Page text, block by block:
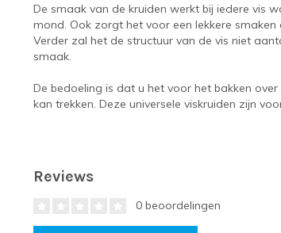
De smaak van de kruiden werkt bij iedere vis
mond. Ook zorgt het voor een lekkere
Verder zal het de structuur van de vis niet
smaak.
De bedoeling is dat u het voor het bakken
kan trekken. Deze universele viskruiden zijn
Reviews
0 beoordelingen